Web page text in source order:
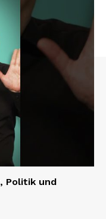
Politik und